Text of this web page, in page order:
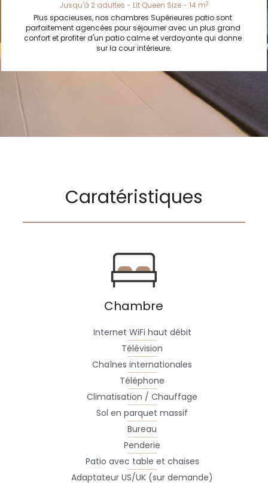
Familiale
Jusqu'à 2 adultes - Lit Queen Size - 14 m2
Plus spacieuses, nos chambres Supérieures patio sont
parfaitement agencées pour séjourner avec un plus grand
confort et profiter d'un patio calme et verdoyante qui donne
sur la cour intérieure.
Caratéristiques
Chambre
Internet WiFi haut débit
Télévision
Chaînes internationales
Téléphone
Climatisation / Chauffage
Sol en parquet massif
Bureau
Penderie
Patio avec table et chaises
Adaptateur US/UK (sur demande)